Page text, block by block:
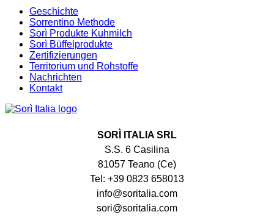
Geschichte
Sorrentino Methode
Sorì Produkte Kuhmilch
Sorì Büffelprodukte
Zertifizierungen
Territorium und Rohstoffe
Nachrichten
Kontakt
SORÌ ITALIA SRL
S.S. 6 Casilina
81057 Teano (Ce)
Tel: +39 0823 658013
info@soritalia.com
sori@soritalia.com